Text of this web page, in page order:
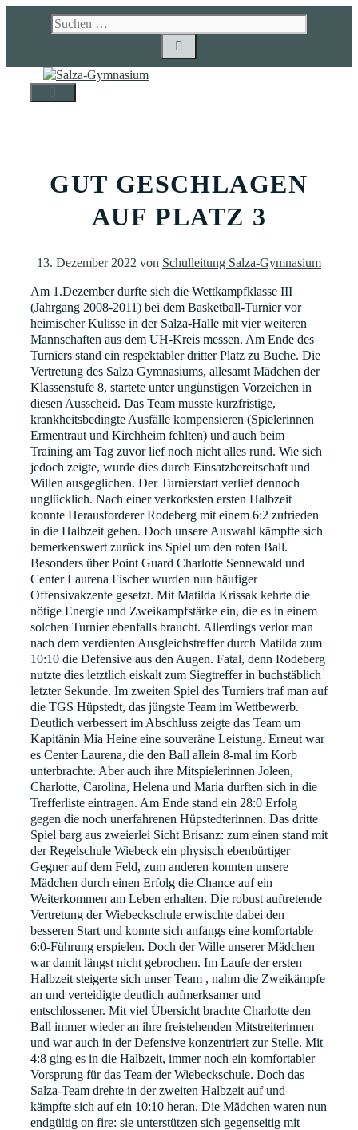
Suchen
nach:
MENÜ
GUT GESCHLAGEN
AUF PLATZ 3
13. Dezember 2022 von Schulleitung Salza-Gymnasium
Am 1.Dezember durfte sich die Wettkampfklasse III
(Jahrgang 2008-2011) bei dem Basketball-Turnier vor
heimischer Kulisse in der Salza-Halle mit vier weiteren
Mannschaften aus dem UH-Kreis messen. Am Ende des
Turniers stand ein respektabler dritter Platz zu Buche. Die
Vertretung des Salza Gymnasiums, allesamt Mädchen der
Klassenstufe 8, startete unter ungünstigen Vorzeichen in
diesen Ausscheid. Das Team musste kurzfristige,
krankheitsbedingte Ausfälle kompensieren (Spielerinnen
Ermentraut und Kirchheim fehlten) und auch beim
Training am Tag zuvor lief noch nicht alles rund. Wie sich
jedoch zeigte, wurde dies durch Einsatzbereitschaft und
Willen ausgeglichen. Der Turnierstart verlief dennoch
unglücklich. Nach einer verkorksten ersten Halbzeit
konnte Herausforderer Rodeberg mit einem 6:2 zufrieden
in die Halbzeit gehen. Doch unsere Auswahl kämpfte sich
bemerkenswert zurück ins Spiel um den roten Ball.
Besonders über Point Guard Charlotte Sennewald und
Center Laurena Fischer wurden nun häufiger
Offensivakzente gesetzt. Mit Matilda Krissak kehrte die
nötige Energie und Zweikampfstärke ein, die es in einem
solchen Turnier ebenfalls braucht. Allerdings verlor man
nach dem verdienten Ausgleichstreffer durch Matilda zum
10:10 die Defensive aus den Augen. Fatal, denn Rodeberg
nutzte dies letztlich eiskalt zum Siegtreffer in buchstäblich
letzter Sekunde. Im zweiten Spiel des Turniers traf man auf
die TGS Hüpstedt, das jüngste Team im Wettbewerb.
Deutlich verbessert im Abschluss zeigte das Team um
Kapitänin Mia Heine eine souveräne Leistung. Erneut war
es Center Laurena, die den Ball allein 8-mal im Korb
unterbrachte. Aber auch ihre Mitspielerinnen Joleen,
Charlotte, Carolina, Helena und Maria durften sich in die
Trefferliste eintragen. Am Ende stand ein 28:0 Erfolg
gegen die noch unerfahrenen Hüpstedterinnen. Das dritte
Spiel barg aus zweierlei Sicht Brisanz: zum einen stand mit
der Regelschule Wiebeck ein physisch ebenbürtiger
Gegner auf dem Feld, zum anderen konnten unsere
Mädchen durch einen Erfolg die Chance auf ein
Weiterkommen am Leben erhalten. Die robust auftretende
Vertretung der Wiebeckschule erwischte dabei den
besseren Start und konnte sich anfangs eine komfortable
6:0-Führung erspielen. Doch der Wille unserer Mädchen
war damit längst nicht gebrochen. Im Laufe der ersten
Halbzeit steigerte sich unser Team , nahm die Zweikämpfe
an und verteidigte deutlich aufmerksamer und
entschlossener. Mit viel Übersicht brachte Charlotte den
Ball immer wieder an ihre freistehenden Mitstreiterinnen
und war auch in der Defensive konzentriert zur Stelle. Mit
4:8 ging es in die Halbzeit, immer noch ein komfortabler
Vorsprung für das Team der Wiebeckschule. Doch das
Salza-Team drehte in der zweiten Halbzeit auf und
kämpfte sich auf ein 10:10 heran. Die Mädchen waren nun
endgültig on fire: sie unterstützen sich gegenseitig mit